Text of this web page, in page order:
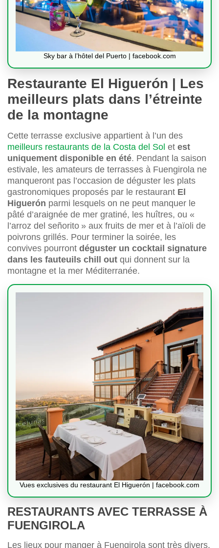
Sky bar à l’hôtel del Puerto | facebook.com
Restaurante El Higuerón | Les
meilleurs plats dans l’étreinte
de la montagne
Cette terrasse exclusive appartient à l’un des
meilleurs restaurants de la Costa del Sol et est
uniquement disponible en été. Pendant la saison
estivale, les amateurs de terrasses à Fuengirola ne
manqueront pas l’occasion de déguster les plats
gastronomiques proposés par le restaurant El
Higuerón parmi lesquels on ne peut manquer le
pâté d’araignée de mer gratiné, les huîtres, ou «
l’arroz del señorito » aux fruits de mer et à l’aïoli de
poivrons grillés. Pour terminer la soirée, les
convives pourront déguster un cocktail signature
dans les fauteuils chill out qui donnent sur la
montagne et la mer Méditerranée.
Vues exclusives du restaurant El Higuerón | facebook.com
RESTAURANTS AVEC TERRASSE À
FUENGIROLA
Les lieux pour manger à Fuengirola sont très divers,